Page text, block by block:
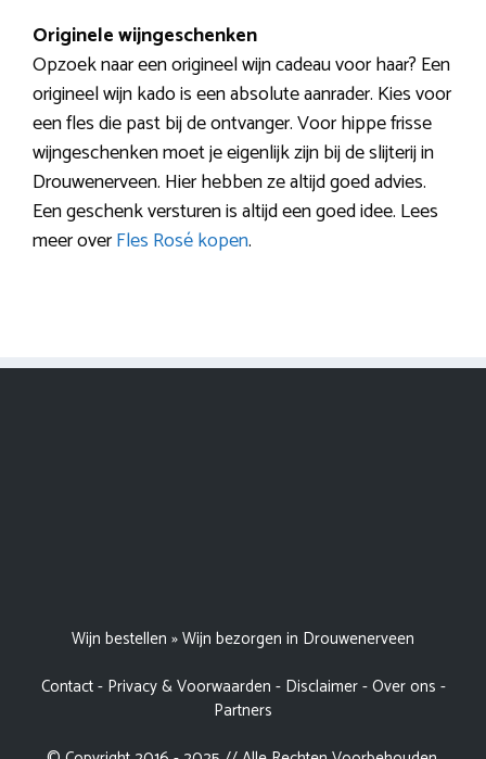
Originele wijngeschenken
Opzoek naar een origineel wijn cadeau voor haar? Een
origineel wijn kado is een absolute aanrader. Kies voor
een fles die past bij de ontvanger. Voor hippe frisse
wijngeschenken moet je eigenlijk zijn bij de slijterij in
Drouwenerveen. Hier hebben ze altijd goed advies.
Een geschenk versturen is altijd een goed idee. Lees
meer overFles Rosé kopen.
Wijn bestellen »Wijn bezorgen in Drouwenerveen
Contact- Privacy & Voorwaarden - Disclaimer-Over ons -
Partners